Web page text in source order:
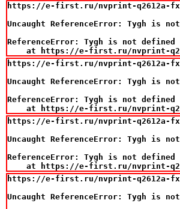
https://e-first.ru/nvprint-q2612a-fx-
Uncaught ReferenceError: Tygh is
ReferenceError: Tygh is not defined
at https://e-first.ru/nvprint-
https://e-first.ru/nvprint-q2612a-fx-
Uncaught ReferenceError: Tygh is
ReferenceError: Tygh is not defined
at https://e-first.ru/nvprint-
https://e-first.ru/nvprint-q2612a-fx-
Uncaught ReferenceError: Tygh is
ReferenceError: Tygh is not defined
at https://e-first.ru/nvprint-
https://e-first.ru/nvprint-q2612a-fx-
Uncaught ReferenceError: Tygh is